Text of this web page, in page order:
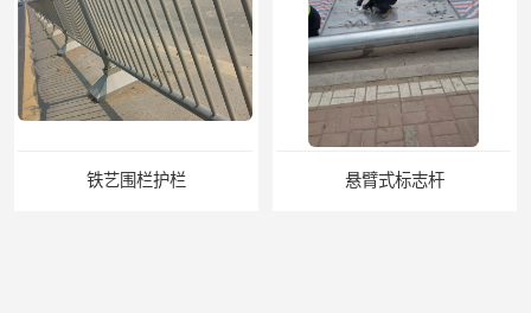
悬臂式标志杆 F型悬臂式交通标志杆